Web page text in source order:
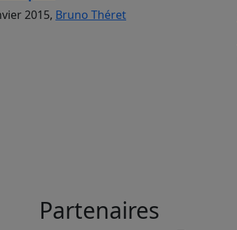
2015, Bruno Théret
Partenaires